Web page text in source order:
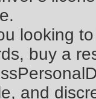
looking
buy a
and